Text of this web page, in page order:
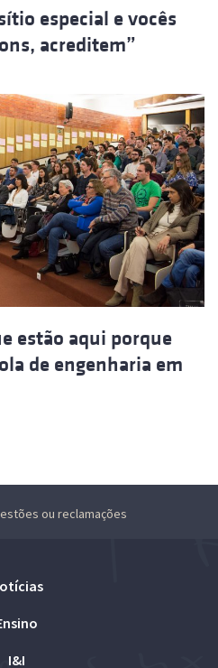
especial e vocês
acreditem”
estão aqui porque
de engenharia em
ou reclamações
I&I